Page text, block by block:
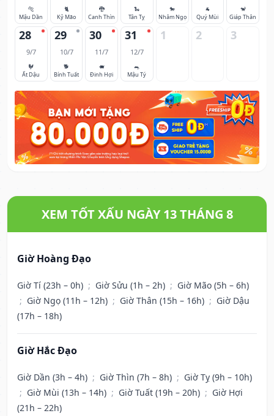
🐅
Mậu Dần
🐈
Kỷ Mão
🐉
Canh Thìn
🐍
Tân Tỵ
🐎
Nhâm Ngọ
🐐
Quý Mùi
🐒
Giáp Thân
28
9/7
🐓
Ất Dậu
29
10/7
🐕
Bính Tuất
30
11/7
🐖
Đinh Hợi
31
12/7
🐀
Mậu Tý
1 2 3
XEM TỐT XẤU NGÀY 13 THÁNG 8
Giờ Hoàng Đạo
Giờ Tí (23h – 0h) ; Giờ Sửu (1h – 2h) ; Giờ Mão (5h – 6h)
; Giờ Ngọ (11h – 12h) ; Giờ Thân (15h – 16h) ; Giờ Dậu
(17h – 18h)
Giờ Hắc Đạo
Giờ Dần (3h – 4h) ; Giờ Thìn (7h – 8h) ; Giờ Tỵ (9h – 10h)
; Giờ Mùi (13h – 14h) ; Giờ Tuất (19h – 20h) ; Giờ Hợi
(21h – 22h)